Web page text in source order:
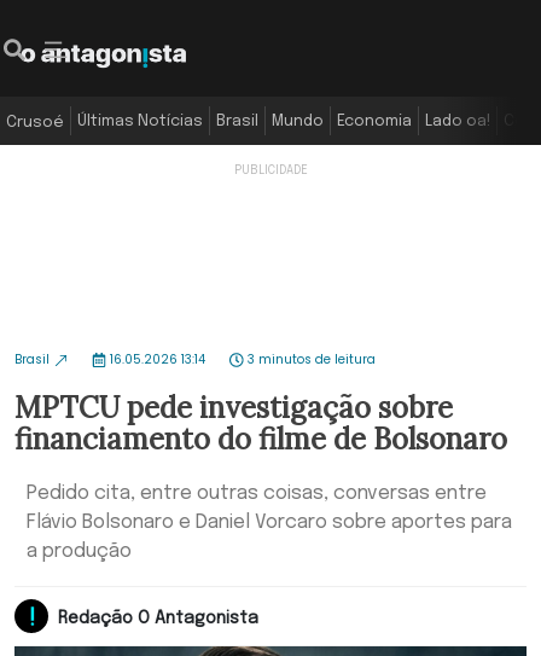
Crusoé Últimas Notícias Brasil Mundo Economia Lado oa!
Brasil 16.05.2026 13:14 3 minutos de leitura
MPTCU pede investigação sobre
financiamento do filme de Bolsonaro
Pedido cita, entre outras coisas, conversas entre
Flávio Bolsonaro e Daniel Vorcaro sobre aportes para
a produção
Redação O Antagonista